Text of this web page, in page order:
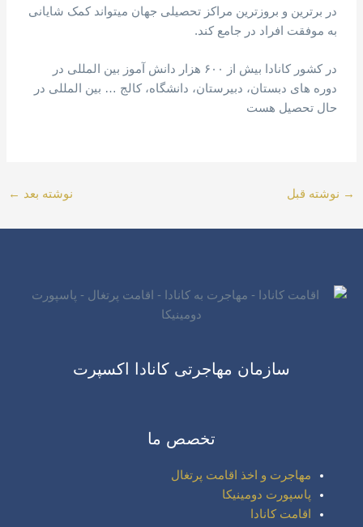
در برترین و بروزترین مراکز تحصیلی جهان میتواند کمک شایانی
به موفقت افراد در جامع کند.
در کشور کانادا بیش از ۶۰۰ هزار دانش آموز بین المللی در
دوره های دبستان، دبیرستان، دانشگاه، کالج … بین المللی در
حال تحصیل هست
→ نوشته قبل نوشته بعد ←
سازمان مهاجرتی کانادا اکسپرت
تخصص ما
مهاجرت و اخذ اقامت پرتغال
پاسپورت دومینیکا
اقامت کانادا